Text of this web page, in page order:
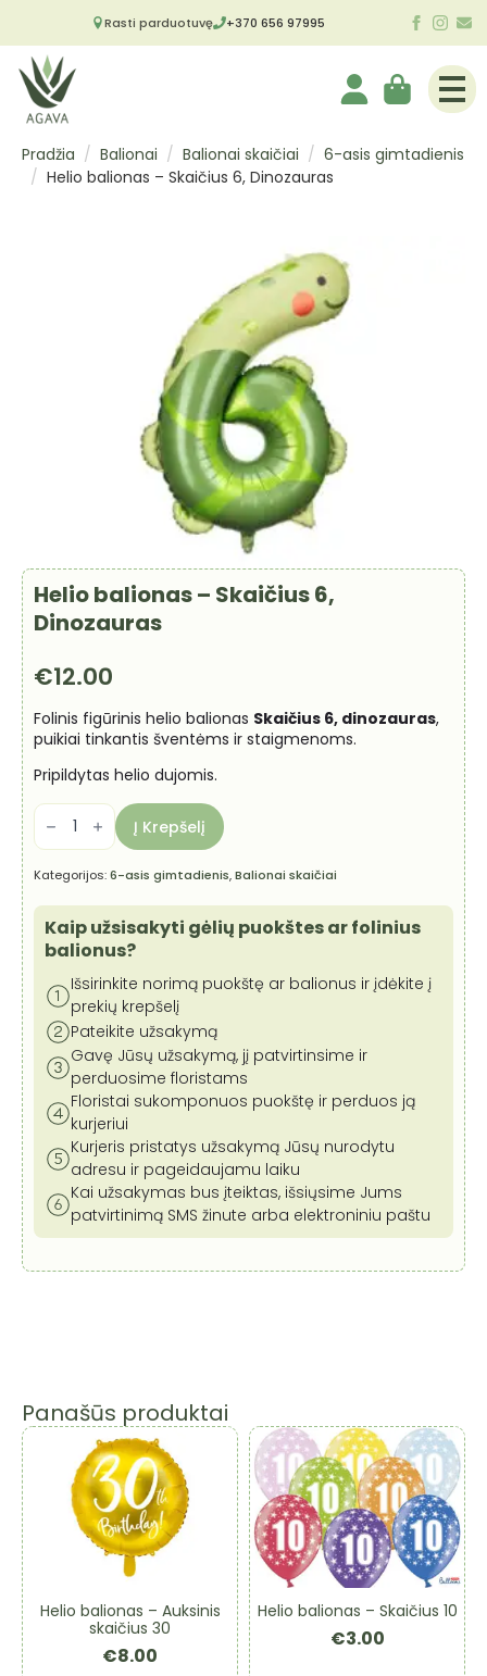
Rasti parduotuvę +370 656 97995
Pradžia Balionai Balionai skaičiai
6-asis gimtadienis
Helio balionas – Skaičius 6, Dinozauras
Helio balionas – Skaičius 6,
Dinozauras
€12.00
Folinis figūrinis helio balionas Skaičius 6, dinozauras,
puikiai tinkantis šventėms ir staigmenoms.
Pripildytas helio dujomis.
produkto
kiekis:
Helio
balionas
-
Skaičius
6,
Dinozauras
Į Krepšelį
Kategorijos:6-asis gimtadienis,Balionai skaičiai
Kaip užsisakyti gėlių puokštes ar folinius
balionus?
Išsirinkite norimą puokštę ar balionus ir įdėkite į
prekių krepšelį
Pateikite užsakymą
Gavę Jūsų užsakymą, jį patvirtinsime ir
perduosime floristams
Floristai sukomponuos puokštę ir perduos ją
kurjeriui
Kurjeris pristatys užsakymą Jūsų nurodytu
adresu ir pageidaujamu laiku
Kai užsakymas bus įteiktas, išsiųsime Jums
patvirtinimą SMS žinute arba elektroniniu paštu
Panašūs produktai
Helio balionas – Auksinis
skaičius 30
€8.00
Helio balionas – Skaičius 10
€3.00